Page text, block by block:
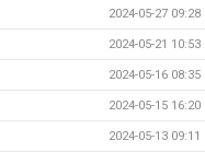
2024-05-27 09:28
2024-05-21 10:53
2024-05-16 08:35
2024-05-15 16:20
2024-05-13 09:11